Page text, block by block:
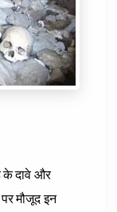
के दावे और
पर मौजूद इन